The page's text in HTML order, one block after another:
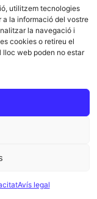
utilitzem tecnologies
la informació del vostre
la navegació i
cookies o retireu el
web poden no estar
Avís legal
·Accés administració